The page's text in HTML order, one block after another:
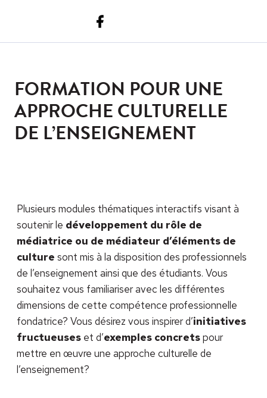
Facebook
FORMATION POUR UNE
APPROCHE CULTURELLE
DE L’ENSEIGNEMENT
Plusieurs modules thématiques interactifs visant à
soutenir le développement du rôle de
médiatrice ou de médiateur d’éléments de
culture sont mis à la disposition des professionnels
de l’enseignement ainsi que des étudiants. Vous
souhaitez vous familiariser avec les différentes
dimensions de cette compétence professionnelle
fondatrice? Vous désirez vous inspirer d’initiatives
fructueuses et d’exemples concretspour
mettre en œuvre une approche culturelle de
l’enseignement?